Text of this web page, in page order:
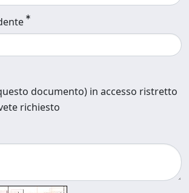
documento) in accesso ristretto
richiesto